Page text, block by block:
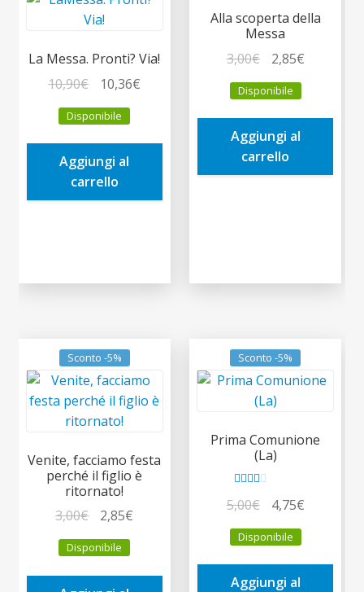
La Messa. Pronti? Via!
10,90€
prezzo
originale
era:
10,90€.
10,36€
è:
Disponibile
Aggiungi al
carrello
Alla scoperta della
Messa
3,00€
prezzo
originale
era:
3,00€.
2,85€Il
è:
Disponibile
Aggiungi al
carrello
Sconto -5%
Venite, facciamo festa
perché il figlio è
ritornato!
3,00€
prezzo
originale
era:
2,85€
è:
Disponibile
Sconto -5%
Prima Comunione
(La)
ato
2.00
su 5
5,00€
prezzo
originale
era:
5,00€.
4,75€Il
è:
Disponibile
Aggiungi al